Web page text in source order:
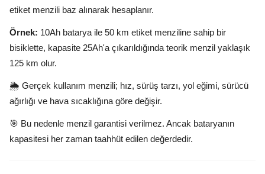
etiket menzili baz alınarak hesaplanır.
Örnek: 10Ah batarya ile 50 km etiket menziline sahip bir
bisiklette, kapasite 25Ah'a çıkarıldığında teorik menzil yaklaşık
125 km olur.
🌦️ Gerçek kullanım menzili; hız, sürüş tarzı, yol eğimi, sürücü
ağırlığı ve hava sıcaklığına göre değişir.
🎯 Bu nedenle menzil garantisi verilmez. Ancak bataryanın
kapasitesi her zaman taahhüt edilen değerdedir.